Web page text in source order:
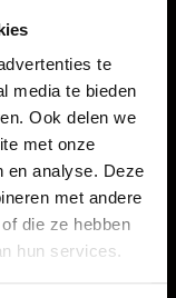
te
media te bieden
Ook delen we
met onze
en analyse. Deze
met andere
die ze hebben
hun services.